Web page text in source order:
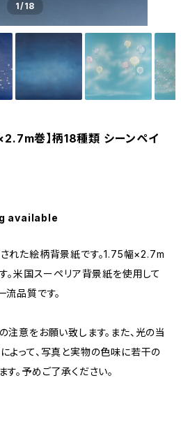
1/18
巻】柄18種類 シーンペイ
available
れた絵柄背景紙です。1.75幅×2.7m
。米国スーペリア背景紙を使用して
流品質です。
注意をお願い致します。また、光の当
よって、写真と実物の色味に若干の
。予めご了承ください。